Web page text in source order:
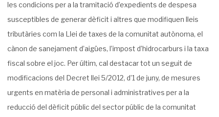
les condicions per a la tramitació d’expedients de despesa
susceptibles de generar dèficit i altres que modifiquen lleis
tributàries com la Llei de taxes de la comunitat autònoma, el
cànon de sanejament d’aigües, l’impost d’hidrocarburs i la taxa
fiscal sobre el joc. Per últim, cal destacar tot un seguit de
modificacions del Decret llei 5/2012, d’1 de juny, de mesures
urgents en matèria de personal i administratives per a la
reducció del dèficit públic del sector públic de la comunitat